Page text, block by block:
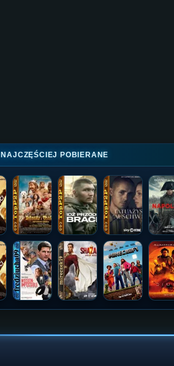
NAJCZĘŚCIEJ POBIERANE